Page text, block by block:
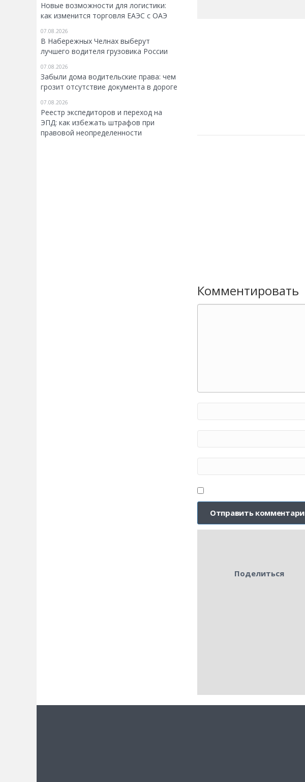
Новые возможности для логистики:
как изменится торговля ЕАЭС с ОАЭ
07.08.2026
В Набережных Челнах выберут
лучшего водителя грузовика России
07.08.2026
Забыли дома водительские права: чем
грозит отсутствие документа в дороге
07.08.2026
Реестр экспедиторов и переход на
ЭПД: как избежать штрафов при
правовой неопределенности
Комментировать
Поделиться